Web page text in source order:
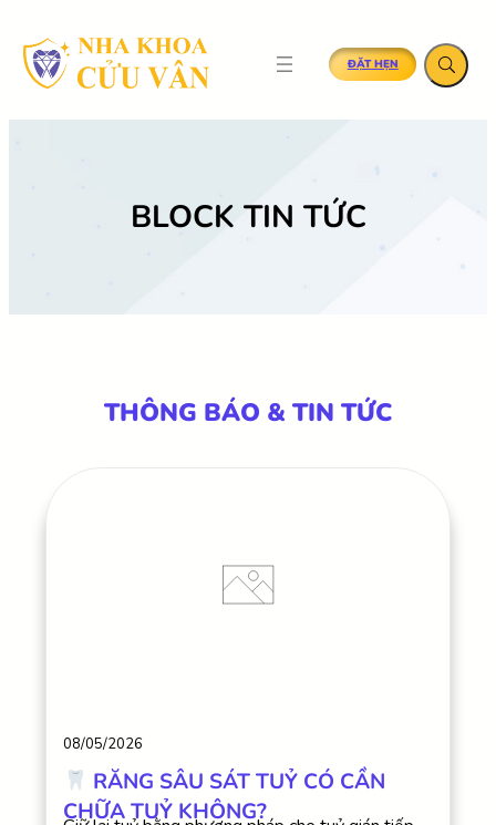
TO
CONTENT
ĐẶT HẸN
BLOCK TIN TỨC
THÔNG BÁO & TIN TỨC
08/05/2026
RĂNG SÂU SÁT TUỶ CÓ CẦN
CHỮA TUỶ KHÔNG?